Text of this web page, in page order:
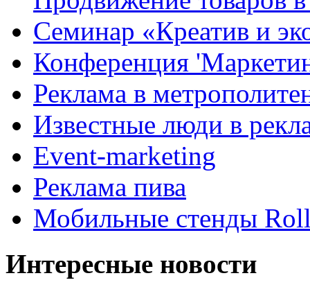
Семинар «Креатив и
Конференция
Реклама в
Известные люди в
Event-marketing
Реклама пива
Мобильные стенды
Интересные новости